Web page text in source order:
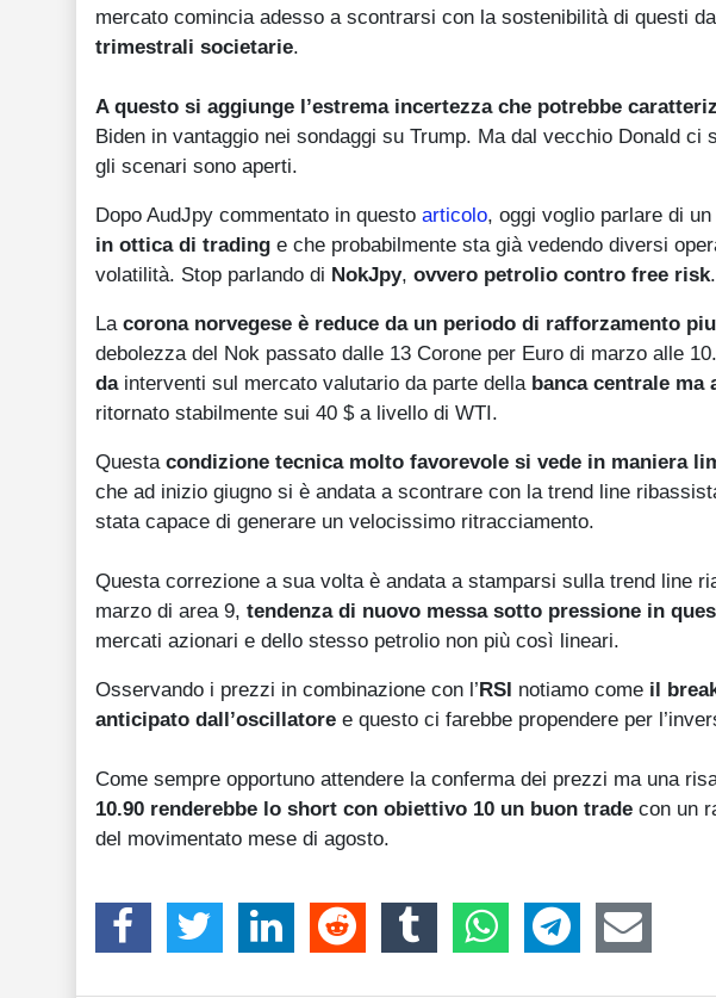
mercato comincia adesso a scontrarsi con la sostenibilità di questi
trimestrali societarie.
A questo si aggiunge l’estrema incertezza che potrebbe
Biden in vantaggio nei sondaggi su Trump. Ma dal vecchio Donald
gli scenari sono aperti.
Dopo AudJpy commentato in questo articolo, oggi voglio parlare di un
in ottica di trading e che probabilmente sta già vedendo diversi
volatilità. Stop parlando di NokJpy, ovvero petrolio contro free risk.
La corona norvegese è reduce da un periodo di rafforzamento
debolezza del Nok passato dalle 13 Corone per Euro di marzo alle
dainterventi sul mercato valutario da parte della banca centrale
ritornato stabilmente sui 40 $ a livello di WTI.
Questa condizione tecnica molto favorevole si vede in maniera
che ad inizio giugno si è andata a scontrare con la trend line
stata capace di generare un velocissimo ritracciamento.
Questa correzione a sua volta è andata a stamparsi sulla trend line
marzo di area 9, tendenza di nuovo messa sotto pressione in
mercati azionari e dello stesso petrolio non più così lineari.
Osservando i prezzi in combinazione con l’RSI notiamo come il
anticipato dall’oscillatore e questo ci farebbe propendere per
Come sempre opportuno attendere la conferma dei prezzi ma una
10.90 renderebbe lo short con obiettivo 10 un buon trade con un
del movimentato mese di agosto.